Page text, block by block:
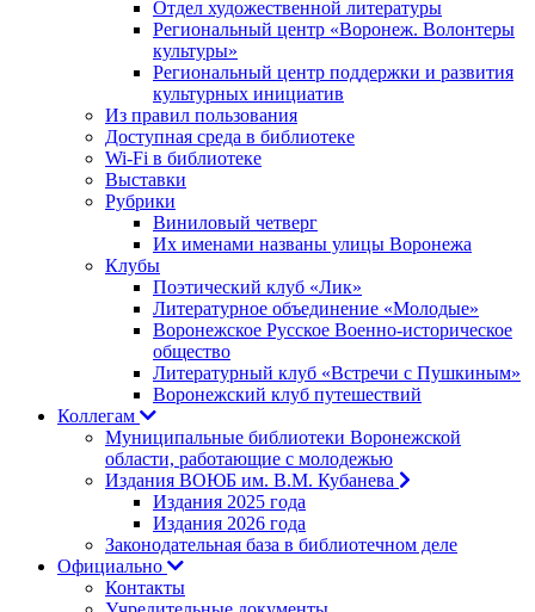
Отдел художественной литературы
Региональный центр «Воронеж. Волонтеры
культуры»
Региональный центр поддержки и развития
культурных инициатив
Из правил пользования
Доступная среда в библиотеке
Wi-Fi в библиотеке
Выставки
Рубрики
Виниловый четверг
Их именами названы улицы Воронежа
Клубы
Поэтический клуб «Лик»
Литературное объединение «Молодые»
Воронежское Русское Военно-историческое
общество
Литературный клуб «Встречи с Пушкиным»
Воронежский клуб путешествий
Коллегам
Муниципальные библиотеки Воронежской
области, работающие с молодежью
Издания ВОЮБ им. В.М. Кубанева
Издания 2025 года
Издания 2026 года
Законодательная база в библиотечном деле
Официально
Контакты